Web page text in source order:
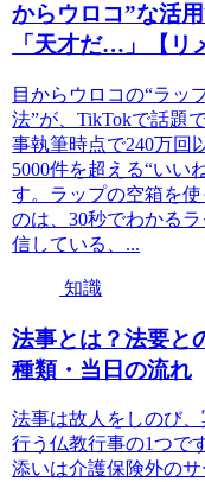
からウロコ”な活
「天才だ…」【リ
目からウロコの“ラッ
法”が、TikTokで話題
事執筆時点で240万回
5000件を超える“いい
す。ラップの空箱を
のは、30秒でわかる
信している、...
知識
法事とは？法要と
種類・当日の流れ
法事は故人をしのび
行う仏教行事の1つで
添いは介護保険外の